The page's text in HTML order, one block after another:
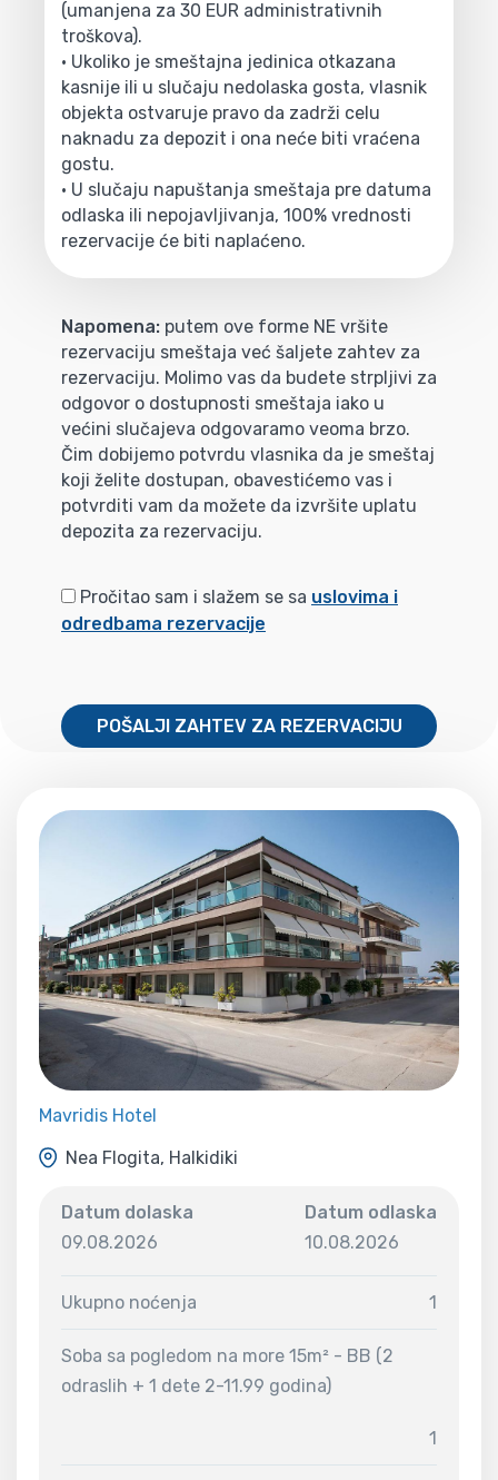
(umanjena za 30 EUR administrativnih
troškova).
• Ukoliko je smeštajna jedinica otkazana
kasnije ili u slučaju nedolaska gosta, vlasnik
objekta ostvaruje pravo da zadrži celu
naknadu za depozit i ona neće biti vraćena
gostu.
• U slučaju napuštanja smeštaja pre datuma
odlaska ili nepojavljivanja, 100% vrednosti
rezervacije će biti naplaćeno.
Napomena: putem ove forme NE vršite
rezervaciju smeštaja već šaljete zahtev za
rezervaciju. Molimo vas da budete strpljivi za
odgovor o dostupnosti smeštaja iako u
većini slučajeva odgovaramo veoma brzo.
Čim dobijemo potvrdu vlasnika da je smeštaj
koji želite dostupan, obavestićemo vas i
potvrditi vam da možete da izvršite uplatu
depozita za rezervaciju.
Pročitao sam i slažem se sa uslovima i
odredbama rezervacije
POŠALJI ZAHTEV ZA REZERVACIJU
Mavridis Hotel
Nea Flogita, Halkidiki
Datum dolaska
09.08.2026
Datum odlaska
10.08.2026
Ukupno noćenja 1
Soba sa pogledom na more 15m² - BB (2
odraslih + 1 dete 2-11.99 godina)
1